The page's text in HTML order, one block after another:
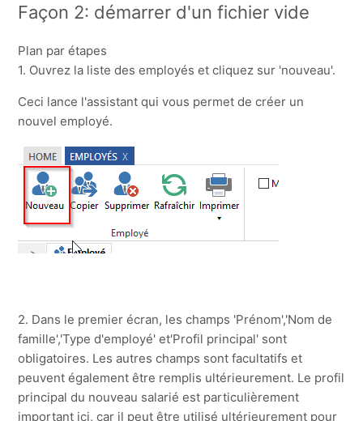
Façon 2: démarrer d'un fichier vide
Plan par étapes
1. Ouvrez la liste des employés et cliquez sur 'nouveau'.
Ceci lance l'assistant qui vous permet de créer un
nouvel employé.
2. Dans le premier écran, les champs 'Prénom','Nom de
famille','Type d'employé' et'Profil principal' sont
obligatoires. Les autres champs sont facultatifs et
peuvent également être remplis ultérieurement. Le profil
principal du nouveau salarié est particulièrement
important ici, car il peut être utilisé ultérieurement pour